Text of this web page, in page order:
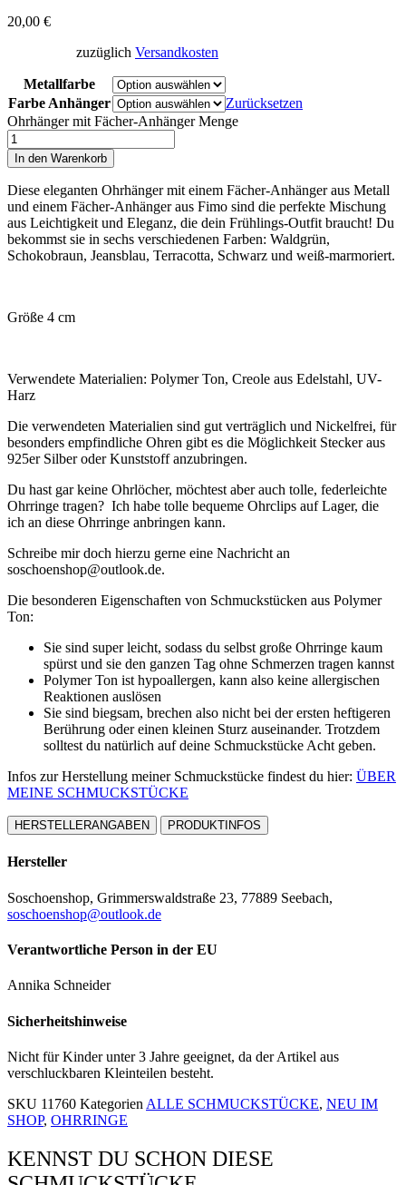
20,00 €
zuzüglich Versandkosten
Metallfarbe
Farbe Anhänger
Zurücksetzen
Ohrhänger mit Fächer-Anhänger Menge
In den Warenkorb
Diese eleganten Ohrhänger mit einem Fächer-Anhänger aus Metall
und einem Fächer-Anhänger aus Fimo sind die perfekte Mischung
aus Leichtigkeit und Eleganz, die dein Frühlings-Outfit braucht! Du
bekommst sie in sechs verschiedenen Farben: Waldgrün,
Schokobraun, Jeansblau, Terracotta, Schwarz und weiß-marmoriert.
Größe 4 cm
Verwendete Materialien: Polymer Ton, Creole aus Edelstahl, UV-
Harz
Die verwendeten Materialien sind gut verträglich und Nickelfrei, für
besonders empfindliche Ohren gibt es die Möglichkeit Stecker aus
925er Silber oder Kunststoff anzubringen.
Du hast gar keine Ohrlöcher, möchtest aber auch tolle, federleichte
Ohrringe tragen? Ich habe tolle bequeme Ohrclips auf Lager, die
ich an diese Ohrringe anbringen kann.
Schreibe mir doch hierzu gerne eine Nachricht an
soschoenshop@outlook.de.
Die besonderen Eigenschaften von Schmuckstücken aus Polymer
Ton:
Sie sind super leicht, sodass du selbst große Ohrringe kaum
spürst und sie den ganzen Tag ohne Schmerzen tragen kannst
Polymer Ton ist hypoallergen, kann also keine allergischen
Reaktionen auslösen
Sie sind biegsam, brechen also nicht bei der ersten heftigeren
Berührung oder einen kleinen Sturz auseinander. Trotzdem
solltest du natürlich auf deine Schmuckstücke Acht geben.
Infos zur Herstellung meiner Schmuckstücke findest du hier: ÜBER
MEINE SCHMUCKSTÜCKE
HERSTELLERANGABEN PRODUKTINFOS
Hersteller
Soschoenshop, Grimmerswaldstraße 23, 77889 Seebach,
soschoenshop@outlook.de
Verantwortliche Person in der EU
Annika Schneider
Sicherheitshinweise
Nicht für Kinder unter 3 Jahre geeignet, da der Artikel aus
verschluckbaren Kleinteilen besteht.
SKU 11760 Kategorien ALLE SCHMUCKSTÜCKE, NEU IM
SHOP, OHRRINGE
KENNST DU SCHON DIESE